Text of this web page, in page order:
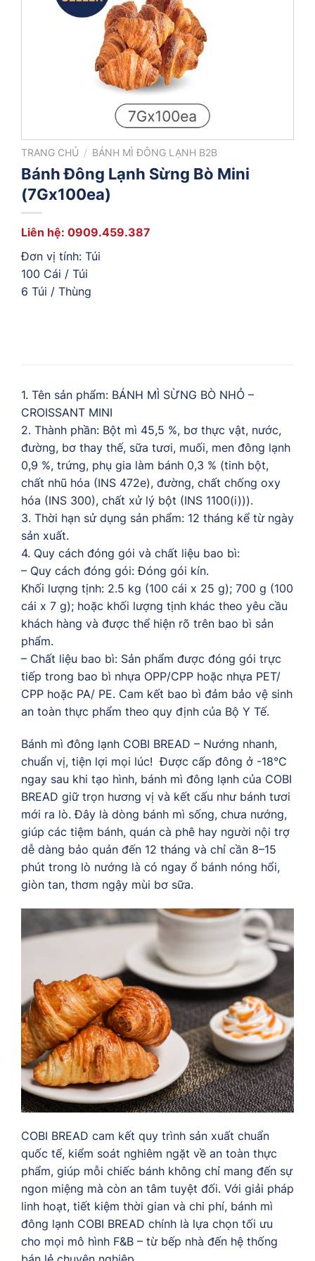
TRANG CHỦ / BÁNH MÌ ĐÔNG LẠNH B2B
Bánh Đông Lạnh Sừng Bò Mini
(7Gx100ea)
Liên hệ: 0909.459.387
Đơn vị tính: Túi
100 Cái / Túi
6 Túi / Thùng
1. Tên sản phẩm: BÁNH MÌ SỪNG BÒ NHỎ –
CROISSANT MINI
2. Thành phần: Bột mì 45,5 %, bơ thực vật, nước,
đường, bơ thay thế, sữa tươi, muối, men đông lạnh
0,9 %, trứng, phụ gia làm bánh 0,3 % (tinh bột,
chất nhũ hóa (INS 472e), đường, chất chống oxy
hóa (INS 300), chất xử lý bột (INS 1100(i))).
3. Thời hạn sử dụng sản phẩm: 12 tháng kể từ ngày
sản xuất.
4. Quy cách đóng gói và chất liệu bao bì:
– Quy cách đóng gói: Đóng gói kín.
Khối lượng tịnh: 2.5 kg (100 cái x 25 g); 700 g (100
cái x 7 g); hoặc khối lượng tịnh khác theo yêu cầu
khách hàng và được thể hiện rõ trên bao bì sản
phẩm.
– Chất liệu bao bì: Sản phẩm được đóng gói trực
tiếp trong bao bì nhựa OPP/CPP hoặc nhựa PET/
CPP hoặc PA/ PE. Cam kết bao bì đảm bảo vệ sinh
an toàn thực phẩm theo quy định của Bộ Y Tế.
Bánh mì đông lạnh COBI BREAD – Nướng nhanh,
chuẩn vị, tiện lợi mọi lúc! Được cấp đông ở -18°C
ngay sau khi tạo hình, bánh mì đông lạnh của COBI
BREAD giữ trọn hương vị và kết cấu như bánh tươi
mới ra lò. Đây là dòng bánh mì sống, chưa nướng,
giúp các tiệm bánh, quán cà phê hay người nội trợ
dễ dàng bảo quản đến 12 tháng và chỉ cần 8–15
phút trong lò nướng là có ngay ổ bánh nóng hổi,
giòn tan, thơm ngậy mùi bơ sữa.
COBI BREAD cam kết quy trình sản xuất chuẩn
quốc tế, kiểm soát nghiêm ngặt về an toàn thực
phẩm, giúp mỗi chiếc bánh không chỉ mang đến sự
ngon miệng mà còn an tâm tuyệt đối. Với giải pháp
linh hoạt, tiết kiệm thời gian và chi phí, bánh mì
đông lạnh COBI BREAD chính là lựa chọn tối ưu
cho mọi mô hình F&B – từ bếp nhà đến hệ thống